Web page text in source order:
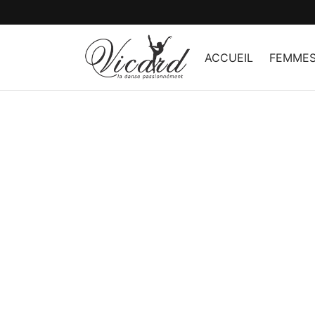
ACCUEIL